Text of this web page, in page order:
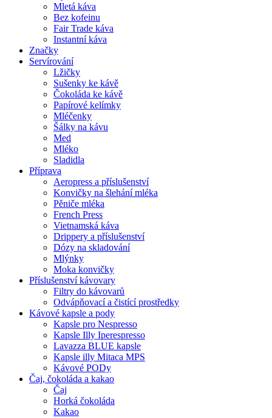
Mletá káva
Bez kofeinu
Fair Trade káva
Instantní káva
Značky
Servírování
Lžičky
Sušenky ke kávě
Čokoláda ke kávě
Papírové kelímky
Mléčenky
Šálky na kávu
Med
Mléko
Sladidla
Příprava
Aeropress a příslušenství
Konvičky na šlehání mléka
Pěniče mléka
French Press
Vietnamská káva
Drippery a příslušenství
Dózy na skladování
Mlýnky
Moka konvičky
Příslušenství kávovary
Filtry do kávovarů
Odvápňovací a čistící prostředky
Kávové kapsle a pody
Kapsle pro Nespresso
Kapsle Illy Iperespresso
Lavazza BLUE kapsle
Kapsle illy Mitaca MPS
Kávové PODy
Čaj, čokoláda a kakao
Čaj
Horká čokoláda
Kakao